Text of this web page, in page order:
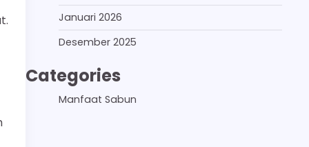
Januari 2026
Desember 2025
Categories
Manfaat Sabun